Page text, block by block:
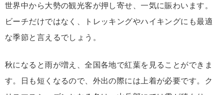
世界中から大勢の観光客が押し寄せ、一気に賑わいます。
ビーチだけではなく、トレッキングやハイキングにも最適
な季節と言えるでしょう。
秋になると雨が増え、全国各地で紅葉を見ることができま
す。日も短くなるので、外出の際には上着が必要です。ク